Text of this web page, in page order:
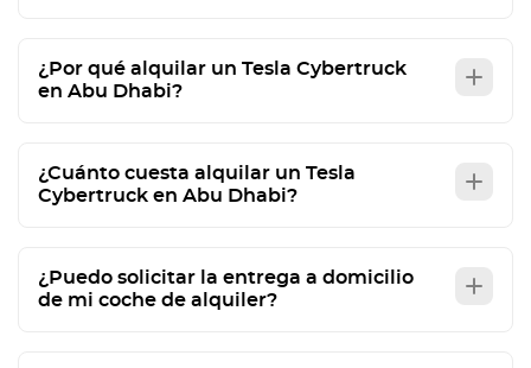
¿Por qué alquilar un Tesla Cybertruck
en Abu Dhabi?
¿Cuánto cuesta alquilar un Tesla
Cybertruck en Abu Dhabi?
¿Puedo solicitar la entrega a domicilio
de mi coche de alquiler?